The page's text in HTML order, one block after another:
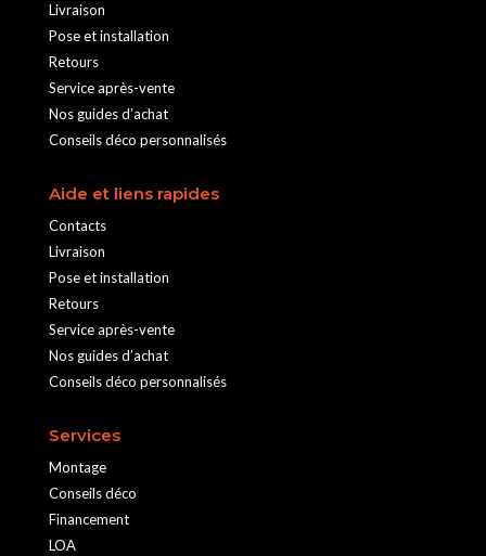
Livraison
Pose et installation
Retours
Service après-vente
Nos guides d’achat
Conseils déco personnalisés
Aide et liens rapides
Contacts
Livraison
Pose et installation
Retours
Service après-vente
Nos guides d’achat
Conseils déco personnalisés
Services
Montage
Conseils déco
Financement
LOA